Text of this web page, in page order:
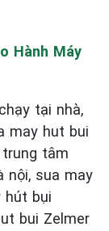
Hành Máy
tại nhà,
may hut bui
trung tâm
nội, sua may
hút bụi
bui Zelmer